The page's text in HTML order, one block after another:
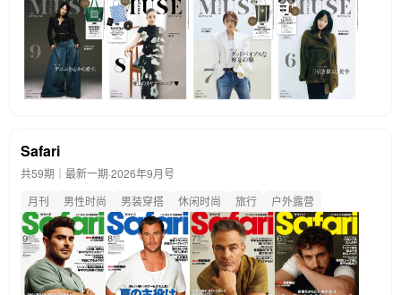
Safari
共59期｜最新一期·2026年9月号
月刊
男性时尚 男装穿搭 休闲时尚 旅行 户外露营